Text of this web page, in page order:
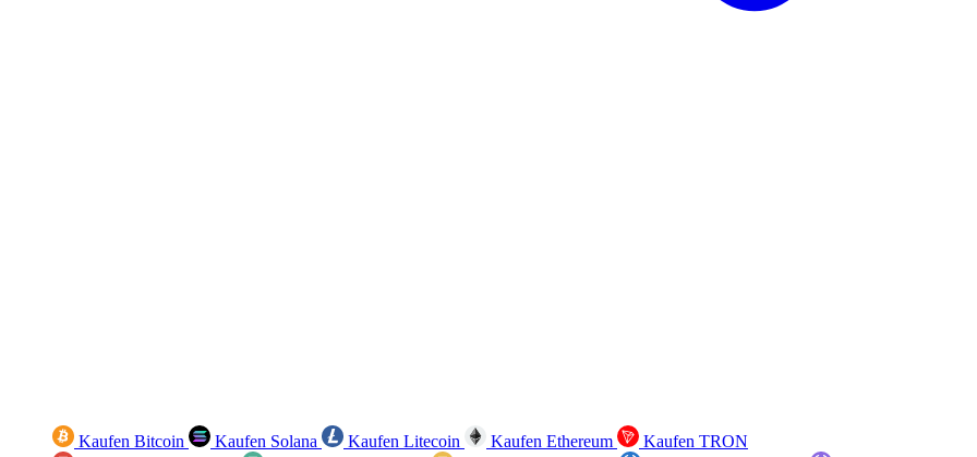
Kaufen Bitcoin Kaufen Solana Kaufen Litecoin Kaufen Ethereum
Kaufen TRON